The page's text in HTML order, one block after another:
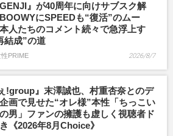
GENJI』が40周年に向けサブスク解
にSPEEDも“復活”のムー
人たちのコメント続々で急浮上す
結成”の道
PRIME 2026/8/7
!group』末澤誠也、村重杏奈とのデ
画で見せた“オレ様”本性「ちっこい
男」ファンの擁護も虚しく視聴者ド
《2026年8月Choice》